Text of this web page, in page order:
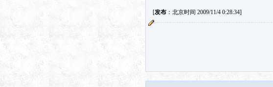
[发布：北京时间 2009/11/4 0:28:34]